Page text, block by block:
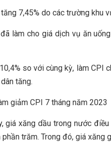
7,45% do các trường khu
làm cho giá dịch vụ ăn
so với cùng kỳ, làm CPI
tăng.
giảm CPI 7 tháng năm 2023
giá xăng dầu trong nước
trăm. Trong đó, giá xăng